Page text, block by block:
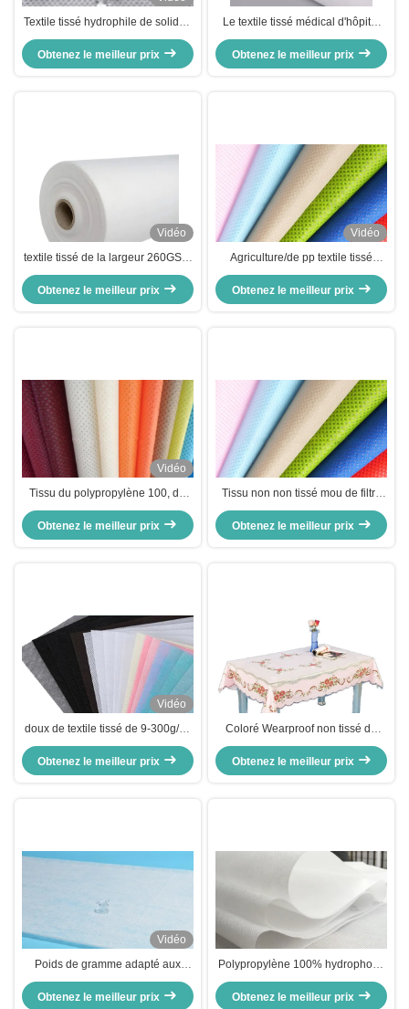
Textile tissé hydrophile de solides
solubles SSS non, non aperçu
gratuit médical de textile tissé
disponible
Obtenez le meilleur prix
Le textile tissé médical d'hôpital
non imprimé/a stratifié le matériel
non tissé de pp
Obtenez le meilleur prix
Vidéo
textile tissé de la largeur 260GSM
pp de 320cm non pour des
produits de Chambre
Obtenez le meilleur prix
Vidéo
Agriculture/de pp textile tissé
médical 15g - 260g 160cm -
320cm non
Obtenez le meilleur prix
Vidéo
Tissu du polypropylène 100, de
Spunbond textile tissé non utilisé
dans l'agriculture
Obtenez le meilleur prix
Tissu non non tissé mou de filtre
de polypropylène, textile tissé
polychrome de pp
Obtenez le meilleur prix
Vidéo
doux de textile tissé de 9-300g/㎡
Spunbonded pp non pour le
texitle à la maison
Obtenez le meilleur prix
Coloré Wearproof non tissé de
tissu de polypropylène de nappe
pour l'ameublement
Obtenez le meilleur prix
Vidéo
Poids de gramme adapté aux
besoins du client statique
hydrophobe de textile tissé
Obtenez le meilleur prix
Polypropylène 100% hydrophobe
de textile tissé de 80GSM pp non
pour les sacs de empaquetage
Obtenez le meilleur prix